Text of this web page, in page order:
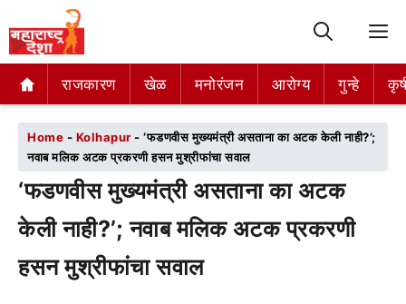
राजकारण खेळ मनोरंजन आरोग्य गुन्हे
राजकारण खेळ मनोरंजन आरोग्य गुन्हे
Home - Kolhapur - ‘फडणवीस मुख्यमंत्री असताना का अटक केली नाही?’;
नवाब मलिक अटक प्रकरणी हसन मुश्रीफांचा सवाल
‘फडणवीस मुख्यमंत्री असताना का अटक
केली नाही?’; नवाब मलिक अटक प्रकरणी
हसन मुश्रीफांचा सवाल